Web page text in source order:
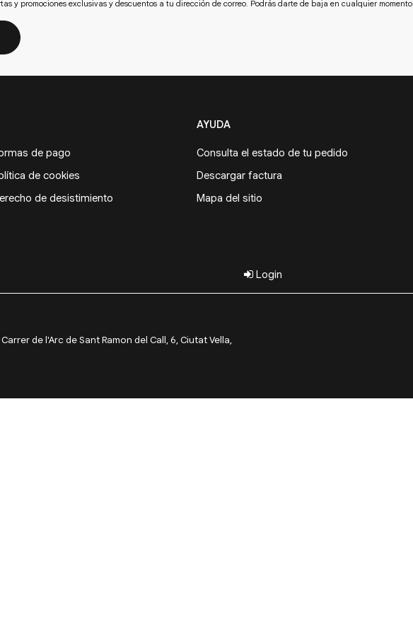
y promociones exclusivas y descuentos a tu dirección de correo. Podrás darte de baja en cualquier momento.
de pago
de cookies
de desistimiento
AYUDA
Consulta el estado de tu pedido
Descargar factura
Mapa del sitio
Login
de l'Arc de Sant Ramon del Call, 6, Ciutat Vella,